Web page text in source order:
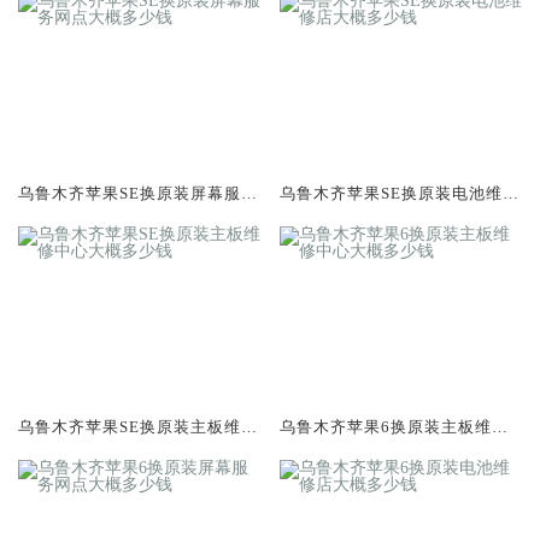
乌鲁木齐苹果SE换原装屏幕服务
乌鲁木齐苹果SE换原装电池维修
乌鲁木齐苹果SE换原装主板维修
乌鲁木齐苹果6换原装主板维修